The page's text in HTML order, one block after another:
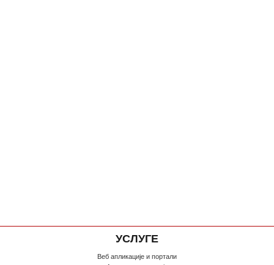
УСЛУГЕ
Веб апликације и портали